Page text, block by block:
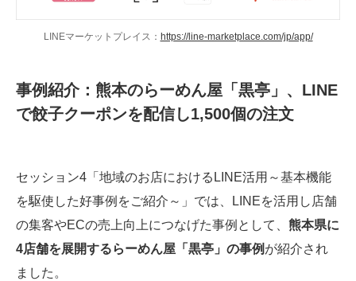
LINEマーケットプレイス： https://line-marketplace.com/jp/app/
事例紹介：熊本のらーめん屋「黒亭」、LINE
で餃子クーポンを配信し1,500個の注文
セッション4「地域のお店におけるLINE活用～基本機能
を駆使した好事例をご紹介～」では、LINEを活用し店舗
の集客やECの売上向上につなげた事例として、 熊本県に
4店舗を展開するらーめん屋「黒亭」の事例 が紹介され
ました。